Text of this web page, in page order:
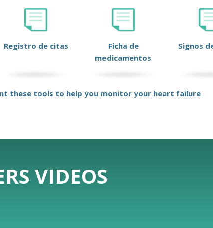
Registro de citas
Ficha de
medicamentos
Signos
these tools to help you monitor your heart failure
VIDEOS